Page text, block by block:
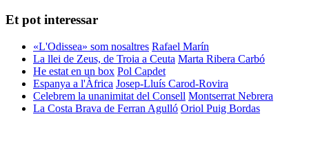
Et pot interessar
«L'Odissea» som nosaltres Rafael Marín
La llei de Zeus, de Troia a Ceuta Marta Ribera Carbó
He estat en un box Pol Capdet
Espanya a l'Àfrica Josep-Lluís Carod-Rovira
Celebrem la unanimitat del Consell Montserrat Nebrera
La Costa Brava de Ferran Agulló Oriol Puig Bordas